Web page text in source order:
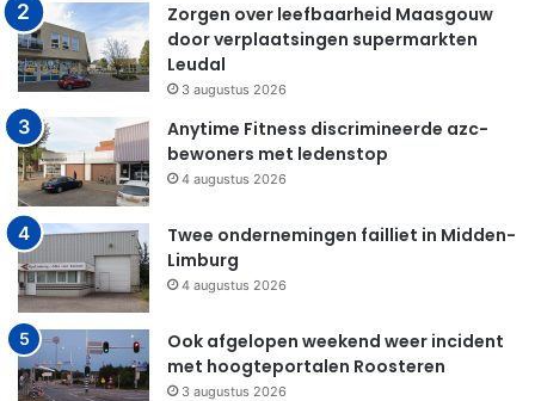
Zorgen over leefbaarheid Maasgouw
door verplaatsingen supermarkten
Leudal
3 augustus 2026
Anytime Fitness discrimineerde azc-
bewoners met ledenstop
4 augustus 2026
Twee ondernemingen failliet in Midden-
Limburg
4 augustus 2026
Ook afgelopen weekend weer incident
met hoogteportalen Roosteren
3 augustus 2026